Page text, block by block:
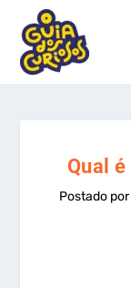
Qual
Postado por